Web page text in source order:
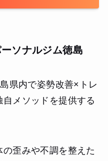
ソナルジム徳島
県内で姿勢改善×トレ
メソッドを提供する
歪みや不調を整えた